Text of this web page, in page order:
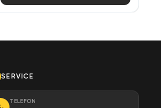
SERVICE
TELEFON